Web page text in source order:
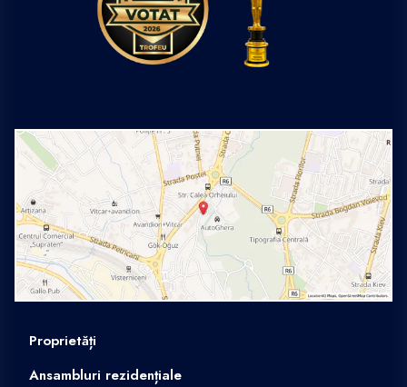
Proprietăți
Ansambluri rezidențiale